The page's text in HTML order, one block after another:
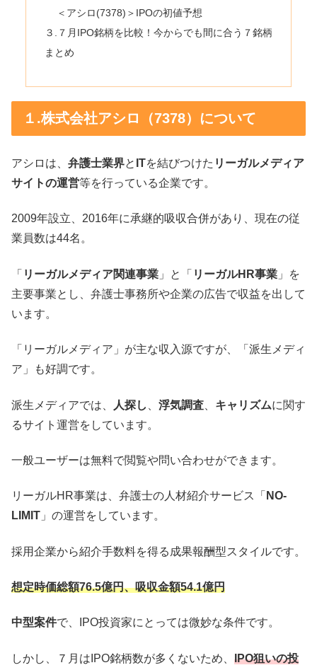
＜アシロ(7378)＞IPOの初値予想
３.７月IPO銘柄を比較！今からでも間に合う７銘柄
まとめ
１.株式会社アシロ（7378）について
アシロは、 弁護士業界と ITを結びつけた リーガルメディア
サイトの運営等を行っている企業です。
2009年設立、2016年に承継的吸収合併があり、現在の従
業員数は44名。
「 リーガルメディア関連事業 」と「 リーガルHR事業 」を
主要事業とし、弁護士事務所や企業の広告で収益を出して
います。
「リーガルメディア」が主な収入源ですが、「派生メディ
ア」も好調です。
派生メディアでは、 人探し 浮気調査 キャリズムに関す
るサイト運営をしています。
一般ユーザーは無料で閲覧や問い合わせができます。
リーガルHR事業は、弁護士の人材紹介サービス「 NO-
LIMIT 」の運営をしています。
採用企業から紹介手数料を得る成果報酬型スタイルです。
想定時価総額76.5億円、吸収金額54.1億円
中型案件で、IPO投資家にとっては微妙な条件です。
しかし、７月はIPO銘柄数が多くないため、 IPO狙いの投